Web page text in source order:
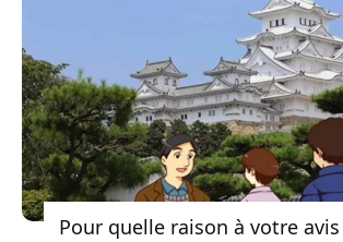
Pour quelle raison à votre avis